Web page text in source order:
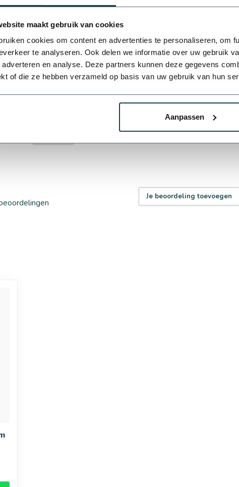
maakt gebruik van cookies
cookies om content en advertenties te personaliseren, om
te analyseren. Ook delen we informatie over uw gebruik
adverteren en analyse. Deze partners kunnen deze gegevens
of die ze hebben verzameld op basis van uw gebruik van hun
Aanpassen
Binnendraad
40 mm
1/2" t/m 1"
Je beoordeling toevoegen